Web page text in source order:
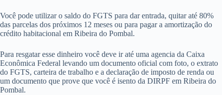
Você pode utilizar o saldo do FGTS para dar entrada, quitar até 80%
das parcelas dos próximos 12 meses ou para pagar a amortização do
crédito habitacional em Ribeira do Pombal.
Para resgatar esse dinheiro você deve ir até uma agencia da Caixa
Econômica Federal levando um documento oficial com foto, o extrato
do FGTS, carteira de trabalho e a declaração de imposto de renda ou
um documento que prove que você é isento da DIRPF em Ribeira do
Pombal.